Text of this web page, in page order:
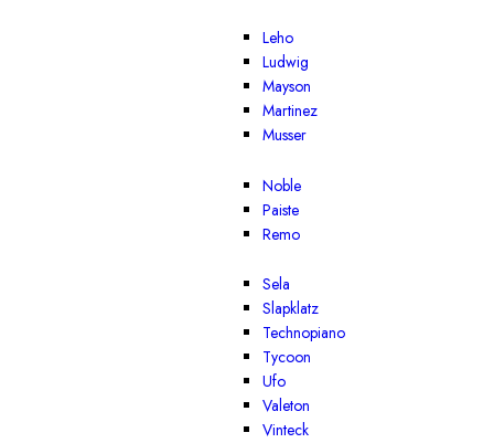
Leho
Ludwig
Mayson
Martinez
Musser
Noble
Paiste
Remo
Sela
Slapklatz
Technopiano
Tycoon
Ufo
Valeton
Vinteck